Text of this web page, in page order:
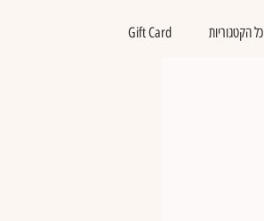
כל הקטגוריות Gift Card